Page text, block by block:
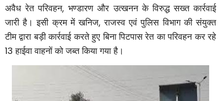
अवैध रेत परिवहन,भण्डारण और उत्खनन के विरुद्ध सख्त कार्रवाई
जारी है। इसी क्रम में खनिज,राजस्व एवं पुलिस विभाग की संयुक्त
टीम द्वारा बड़ी कार्रवाई करते हुए बिना पिटपास रेत का परिवहन कर रहे
13 हाईवा वाहनों को जब्त किया गया है।